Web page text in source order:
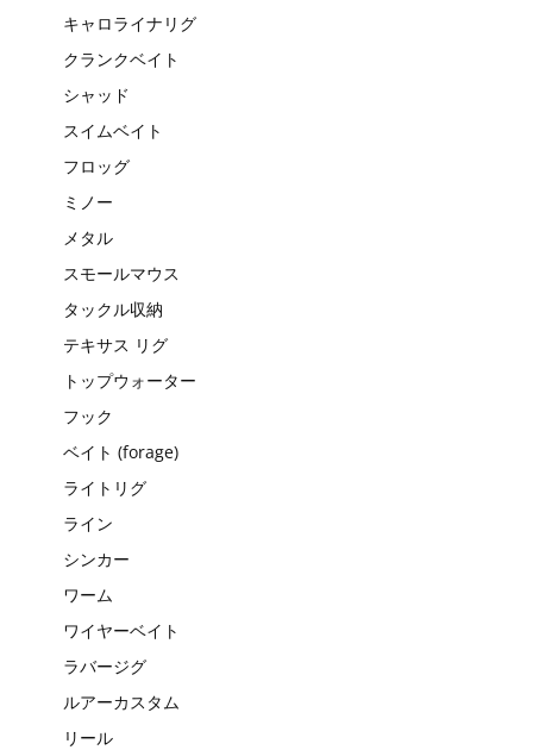
キャロライナリグ
クランクベイト
シャッド
スイムベイト
フロッグ
ミノー
メタル
スモールマウス
タックル収納
テキサス リグ
トップウォーター
フック
ベイト (forage)
ライトリグ
ライン
シンカー
ワーム
ワイヤーベイト
ラバージグ
ルアーカスタム
リール